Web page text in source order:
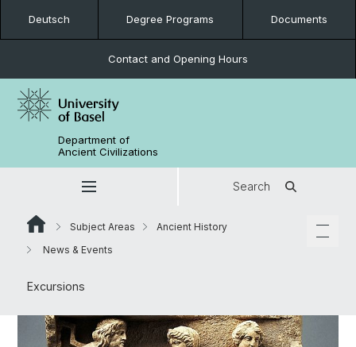
Deutsch Degree Programs Documents
Contact and Opening Hours
Department of
Ancient Civilizations
Search
Subject Areas
Ancient History
News & Events
Excursions